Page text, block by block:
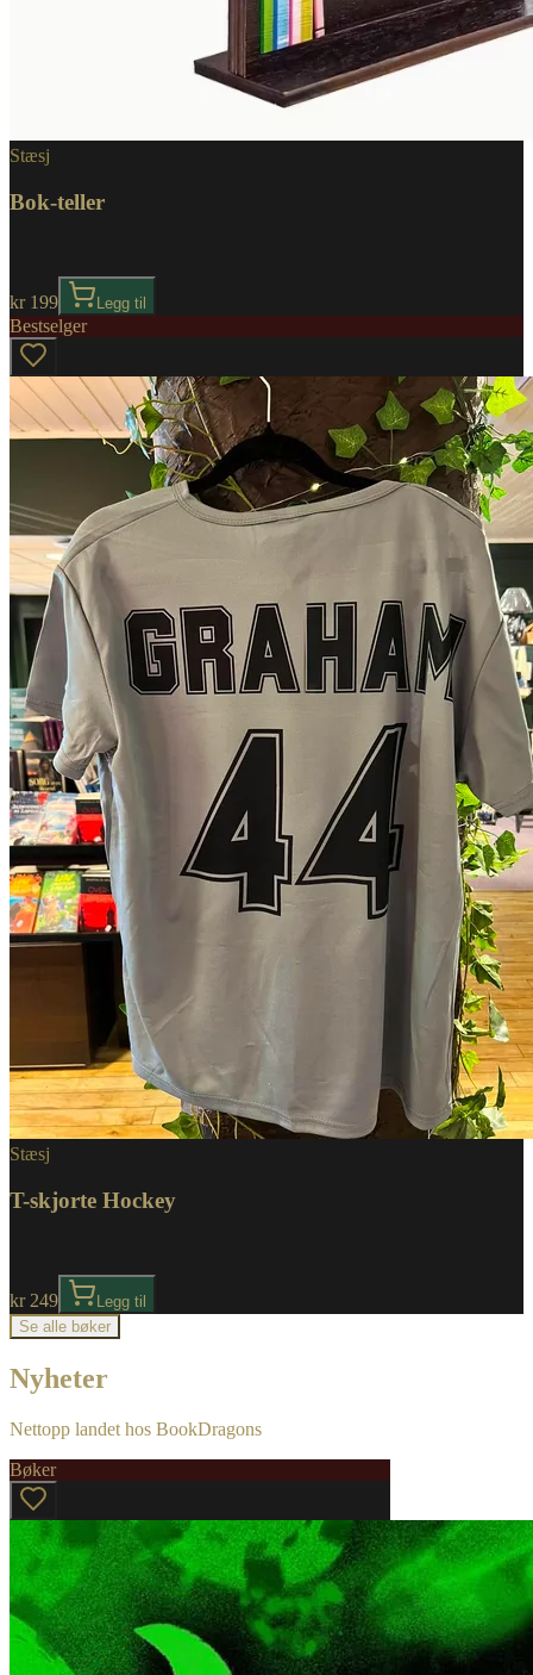
Stæsj
Bok-teller
kr 199 Legg til
Bestselger
Stæsj
T-skjorte Hockey
kr 249
Legg til
Se alle bøker
Nyheter
Nettopp landet hos BookDragons
Bøker